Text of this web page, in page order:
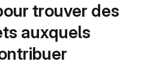
trouver des
auxquels